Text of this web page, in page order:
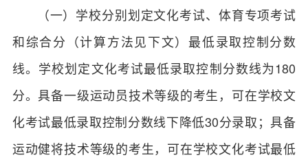
（一）学校分别划定文化考试、体育专项考试
和综合分（计算方法见下文）最低录取控制分数
线。学校划定文化考试最低录取控制分数线为180
分。具备一级运动员技术等级的考生，可在学校文
化考试最低录取控制分数线下降低30分录取；具备
运动健将技术等级的考生，可在学校文化考试最低